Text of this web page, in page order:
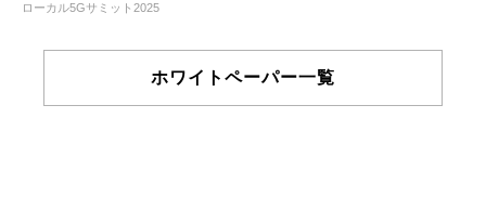
ローカル5Gサミット2025
ホワイトペーパー一覧